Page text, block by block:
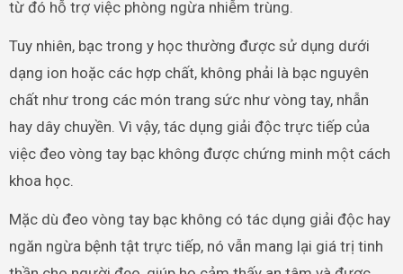
từ đó hỗ trợ việc phòng ngừa nhiễm trùng.
Tuy nhiên, bạc trong y học thường được sử dụng dưới
dạng ion hoặc các hợp chất, không phải là bạc nguyên
chất như trong các món trang sức như vòng tay, nhẫn
hay dây chuyền. Vì vậy, tác dụng giải độc trực tiếp của
việc đeo vòng tay bạc không được chứng minh một cách
khoa học.
Mặc dù đeo vòng tay bạc không có tác dụng giải độc hay
ngăn ngừa bệnh tật trực tiếp, nó vẫn mang lại giá trị tinh